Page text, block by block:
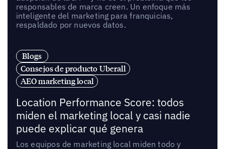
responsables de marca creen. Un enfoque más
inteligente del marketing para franquicias,
respaldado por nuevos datos.
Blogs
Consejos de producto Uberall
AEO marketing local
Location Performance Score: todos
miden el marketing local y casi nadie
puede explicar qué genera
Los equipos de marketing local miden todo y